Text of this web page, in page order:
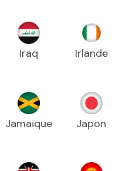
Iraq Irlande
Jamaïque Japon